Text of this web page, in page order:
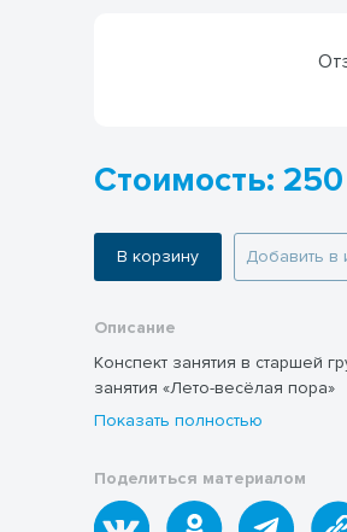
Стоимость:
В корзину Добавить в
Описание
Конспект занятия в старшей
занятия «Лето-весёлая пора»
Показать полностью
Поделиться материалом